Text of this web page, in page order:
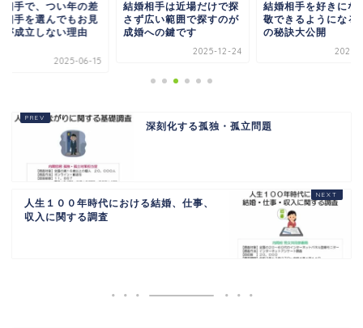
相手で、つい年の差
相手を選んでもお見
が成立しない理由
2025-06-15
結婚相手は近場だけで探
さず広い範囲で探すのが
成婚への鍵です
2025-12-24
結婚相手を好きにな
敬できるようになる
の秘訣大公開
2025-
深刻化する孤独・孤立問題
人生１００年時代における結婚、仕事、
収入に関する調査